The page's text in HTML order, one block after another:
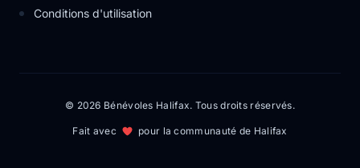
Conditions d'utilisation
© 2026 Bénévoles Halifax. Tous droits réservés.
Fait avec pour la communauté de Halifax